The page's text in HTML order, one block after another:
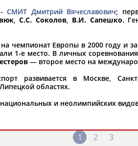
1 2 3
СМИТ Дмитрий Вячеславович;
,С.С. Соколов, В.И. Сапешко.
чемпионат Европы в 2000 году и
1-е место. В личных
— второе место на
развивается в Москве,
областях.
и неолимпийских